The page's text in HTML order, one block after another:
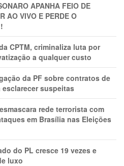
APANHA FEIO DE
AO VIVO E PERDE O
CPTM, criminaliza luta por
a qualquer custo
da PF sobre contratos de
suspeitas
rede terrorista com
em Brasília nas Eleições
do PL cresce 19 vezes e
luxo